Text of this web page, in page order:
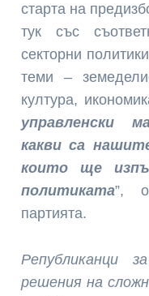
старта на
тук със
секторни
теми –
култура,
управленски
какви са
които ще
политиката”,
партията.
Републиканци
решения на